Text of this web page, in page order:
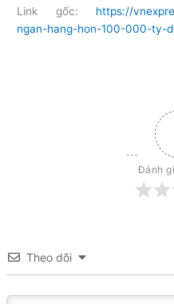
Link gốc: https://
ngan-hang-hon-100-000-ty-
Đánh
Theo dõi